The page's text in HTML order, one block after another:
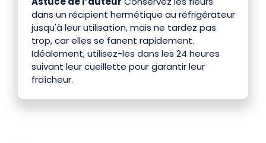
dans un récipient hermétique au réfrigérateur
jusqu'à leur utilisation, mais ne tardez pas
trop, car elles se fanent rapidement.
Idéalement, utilisez-les dans les 24 heures
suivant leur cueillette pour garantir leur
fraîcheur.